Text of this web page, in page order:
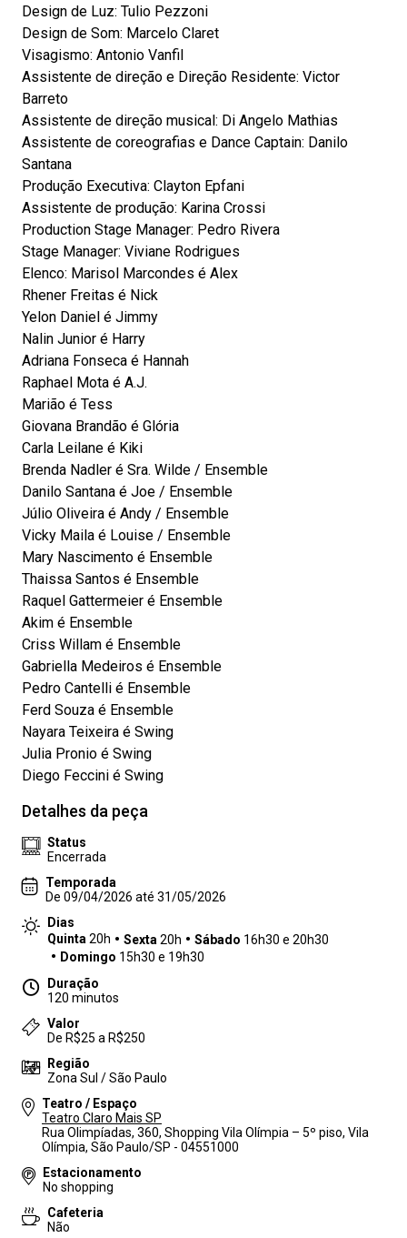
Design de Luz: Tulio Pezzoni
Design de Som: Marcelo Claret
Visagismo: Antonio Vanfil
Assistente de direção e Direção Residente: Victor
Barreto
Assistente de direção musical: Di Angelo Mathias
Assistente de coreografias e Dance Captain: Danilo
Santana
Produção Executiva: Clayton Epfani
Assistente de produção: Karina Crossi
Production Stage Manager: Pedro Rivera
Stage Manager: Viviane Rodrigues
Elenco: Marisol Marcondes é Alex
Rhener Freitas é Nick
Yelon Daniel é Jimmy
Nalin Junior é Harry
Adriana Fonseca é Hannah
Raphael Mota é A.J.
Marião é Tess
Giovana Brandão é Glória
Carla Leilane é Kiki
Brenda Nadler é Sra. Wilde / Ensemble
Danilo Santana é Joe / Ensemble
Júlio Oliveira é Andy / Ensemble
Vicky Maila é Louise / Ensemble
Mary Nascimento é Ensemble
Thaissa Santos é Ensemble
Raquel Gattermeier é Ensemble
Akim é Ensemble
Criss Willam é Ensemble
Gabriella Medeiros é Ensemble
Pedro Cantelli é Ensemble
Ferd Souza é Ensemble
Nayara Teixeira é Swing
Julia Pronio é Swing
Diego Feccini é Swing
Detalhes da peça
Status
Encerrada
Temporada
De 09/04/2026 até 31/05/2026
Dias
Quinta 20h Sexta 20h Sábado 16h30 e 20h30
Domingo 15h30 e 19h30
Duração
120 minutos
Valor
De R$25 a R$250
Região
Zona Sul / São Paulo
Teatro / Espaço
Teatro Claro Mais SP
Rua Olimpíadas, 360, Shopping Vila Olímpia – 5º piso, Vila
Olímpia, São Paulo/SP - 04551000
Estacionamento
No shopping
Cafeteria
Não